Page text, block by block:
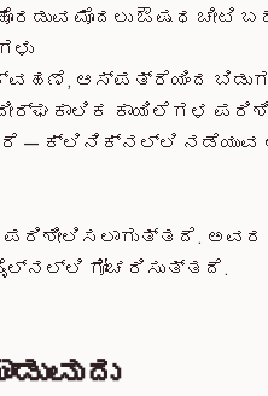
ಮೊದಲು ಔಷಧ ಚೀಟಿ
ಆಸ್ಪತ್ರೆಯಿಂದ
ಕಾಯಿಲೆಗಳ
— ಕ್ಲಿನಿಕ್‌ನಲ್ಲಿ ನಡೆಯುವ
ಪರಿಶೀಲಿಸಲಾಗುತ್ತದೆ.
ಗೋಚರಿಸುತ್ತದೆ.